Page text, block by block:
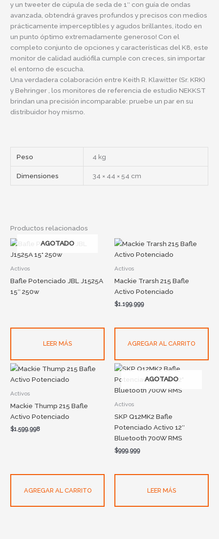
y un tweeter de cúpula de seda de 1″ con guía de ondas
avanzada, obtendrá graves profundos y precisos con medios
prácticamente imperceptibles y agudos brillantes, ¡todo en
un punto óptimo extremadamente generoso! Con el
completo conjunto de opciones y características del K8, este
monitor de calidad audiófila cumple con creces, sin importar
el entorno de escucha.
Una verdadera colaboración entre Keith R. Klawitter (Sr. KRK)
yBehringer, los monitores de referencia de estudio NEKKST
brindan una precisión incomparable: pruebe un par en su
distribuidor hoy mismo.
Peso 4 kg
Dimensiones 34 × 44 × 54 cm
Productos relacionados
AGOTADO
Activos
Bafle Potenciado JBL J1525A
15″ 250w
LEER MÁS
Activos
Mackie Trarsh 215 Bafle
Activo Potenciado
$1.199.999
AGREGAR AL CARRITO
Activos
Mackie Thump 215 Bafle
Activo Potenciado
$1.599.998
AGREGAR AL CARRITO
AGOTADO
Activos
SKP Q12MK2 Bafle
Potenciado Activo 12″
Bluetooth 700W RMS
$999.999
LEER MÁS